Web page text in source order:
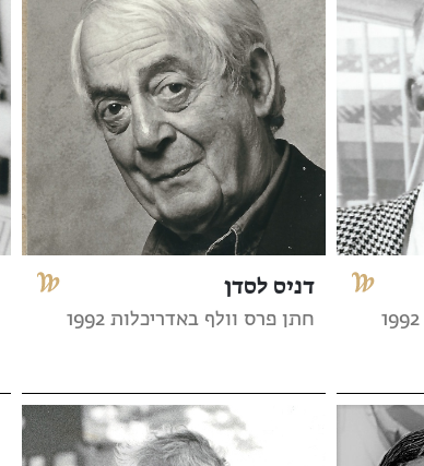
דניס לסדן
חתן פרס וולף באדריכלות 1992